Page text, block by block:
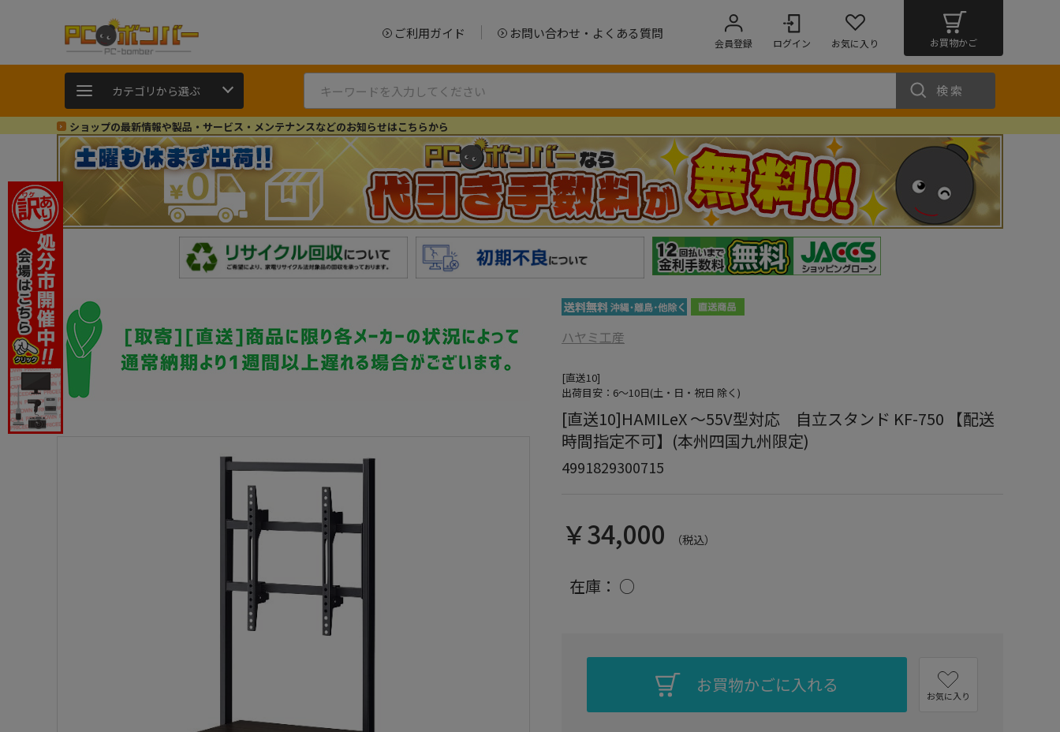
ご利用ガイド お問い合わせ・よくある質問
会員登録 ログイン お気に入り お買物かご
カテゴリから選ぶ 検索
ショップの最新情報や製品・サービス・メンテナンスなどのお知らせはこちらから
ハヤミ工産
[直送10]
出荷目安：6～10日(土・日・祝日 除く)
[直送10]HAMILeX ～55V型対応 自立スタンド KF-750 【配送
時間指定不可】(本州四国九州限定)
4991829300715
￥34,000 （税込）
在庫： ○
お買物かごに入れる お気に入り